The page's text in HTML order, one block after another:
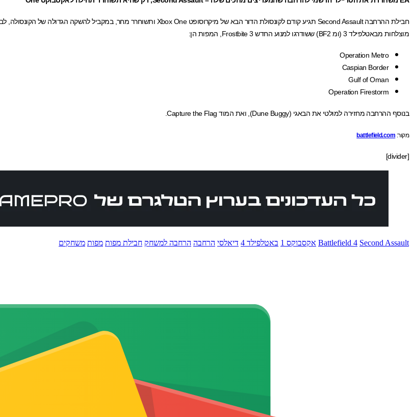
מוצלחות מבאטלפילד 3 (ומ BF2) ששודרגו למנוע החדש Frostbite 3, המפות הן:
Operation Metro
Caspian Border
Gulf of Oman
Operation Firestorm
בנוסף ההרחבה מחזירה למולטי את הבאגי (Dune Buggy), ואת המוד Capture the Flag.
מקור: battlefield.com
[divider]
Battlefield 4 Second Assault אקסבוקס 1 באטלפילד 4 דיאלסי הרחבה הרחבה למשחק חבילת מפות מפות משחקים